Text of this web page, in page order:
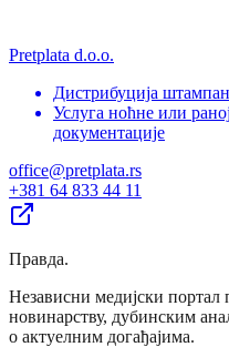
Pretplata d.o.o.
Дистрибуција
Услуга ноћне или
документације
office@pretplata.rs
+381 64 833 44 11
Правда.
Независни медијски портал
новинарству, дубинским
о актуелним догађајима.